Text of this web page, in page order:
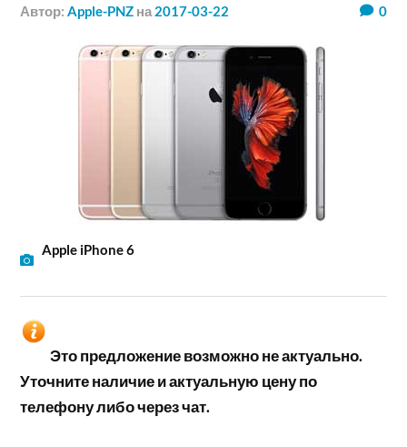
Автор:Apple-PNZ на 2017-03-22 0
Apple iPhone 6
Это предложение возможно не актуально.
Уточните наличие и актуальную цену по
телефону либо через чат.